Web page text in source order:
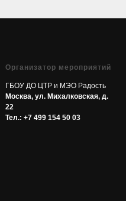
Организатор мероприятий
ГБОУ ДО ЦТР и МЭО Радость
Москва, ул. Михалковская, д.
22
Тел.: +7 499 154 50 03